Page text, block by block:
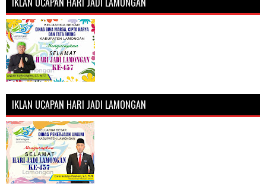
IKLAN UCAPAN HARI JADI LAMONGAN